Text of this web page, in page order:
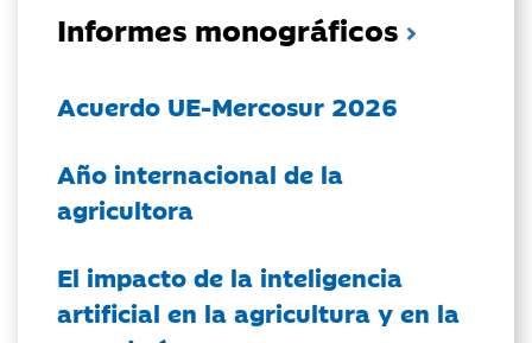
Informes monográficos
Acuerdo UE-Mercosur 2026
Año internacional de la
agricultora
El impacto de la inteligencia
artificial en la agricultura y en la